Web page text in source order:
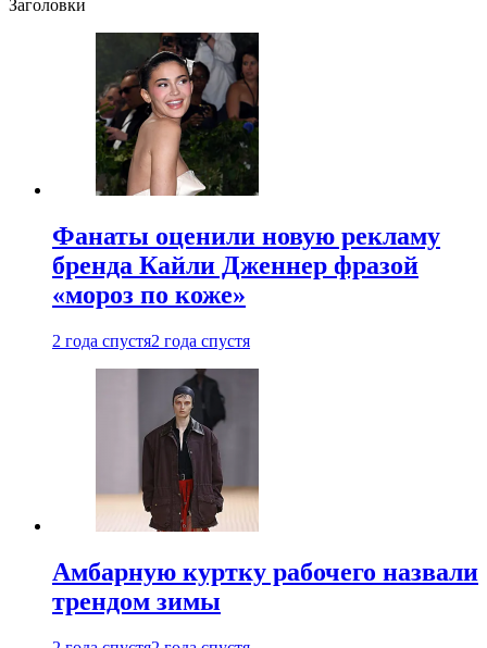
Заголовки
Фанаты оценили новую рекламу
бренда Кайли Дженнер фразой
«мороз по коже»
2 года спустя2 года спустя
Амбарную куртку рабочего назвали
трендом зимы